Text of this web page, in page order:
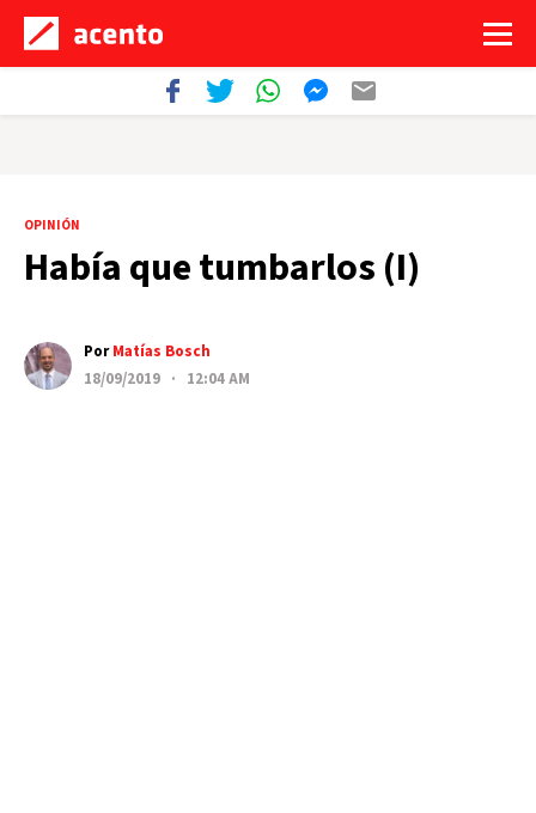
OPINIÓN
Había que tumbarlos (I)
PorMatías Bosch
18/09/2019 · 12:04 AM